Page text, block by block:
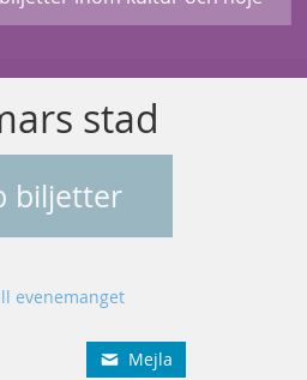
stad
biljetter
evenemanget
Mejla